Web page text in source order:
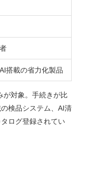
搭載の省力化製品
が対象。手続きが比
検品システム、AI清
ログ登録されてい